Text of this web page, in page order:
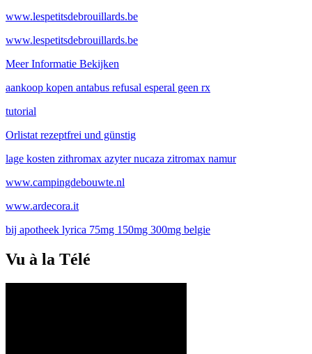
www.lespetitsdebrouillards.be
www.lespetitsdebrouillards.be
Meer Informatie Bekijken
aankoop kopen antabus refusal esperal geen rx
tutorial
Orlistat rezeptfrei und günstig
lage kosten zithromax azyter nucaza zitromax namur
www.campingdebouwte.nl
www.ardecora.it
bij apotheek lyrica 75mg 150mg 300mg belgie
Vu à la Télé